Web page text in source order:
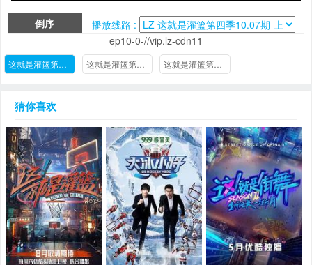
倒序
播放线路 :
ep10-0-//vip.lz-cdn11
这就是灌篮第四季10.07期-上 这就是灌篮第四季09.02期-上
猜你喜欢